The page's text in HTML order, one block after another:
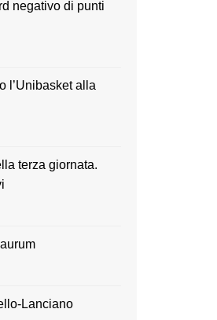
negativo di punti
l’Unibasket alla
terza giornata.
Lanciano